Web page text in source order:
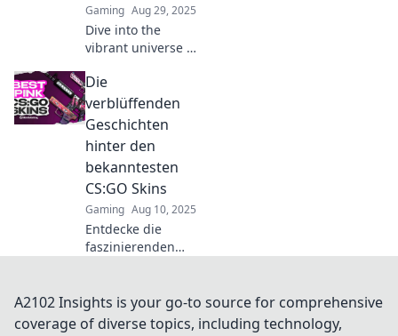
Gaming Aug 29, 2025
Dive into the
vibrant universe of
Uncover secrets,
trends, and the
artistry behind
your favorite in-
game gear.
Die
verblüffenden
Geschichten
hinter den
bekanntesten
CS:GO Skins
Gaming Aug 10, 2025
Entdecke die
faszinierenden
CS:GO Skins und
erfahre, was sie so
A2102 Insights is your go-to source for comprehensive
coverage of diverse topics, including technology,